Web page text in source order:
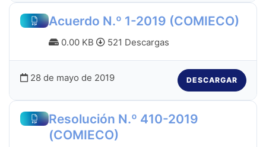
Acuerdo N.º 1-2019 (COMIECO)
0.00 KB 521 Descargas
28 de mayo de 2019 DESCARGAR
Resolución N.º 410-2019
(COMIECO)